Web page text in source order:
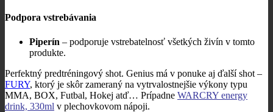
Podpora vstrebávania
Piperín – podporuje vstrebatelnosť všetkých živín v tomto
produkte.
Perfektný predtréningový shot. Genius má v ponuke aj ďalší shot –
FURY, ktorý je skôr zameraný na vytrvalostnejšie výkony typu
MMA, BOX, Futbal, Hokej atď… Prípadne WARCRY energy
drink, 330ml v plechovkovom nápoji.